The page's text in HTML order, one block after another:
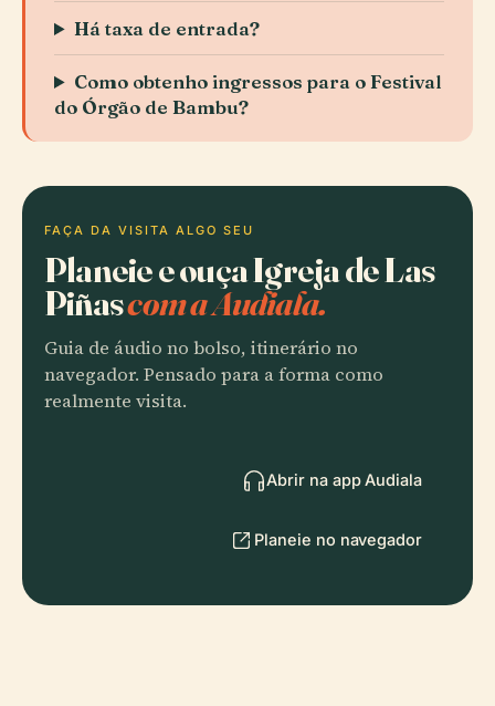
Há taxa de entrada?
Como obtenho ingressos para o Festival
do Órgão de Bambu?
FAÇA DA VISITA ALGO SEU
Planeie e ouça Igreja de Las
Piñascom a Audiala.
Guia de áudio no bolso, itinerário no
navegador. Pensado para a forma como
realmente visita.
Abrir na app Audiala
Planeie no navegador